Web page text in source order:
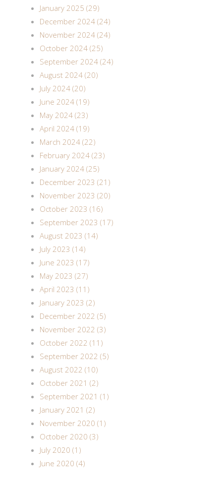
January 2025 (29)
December 2024 (24)
November 2024 (24)
October 2024 (25)
September 2024 (24)
August 2024 (20)
July 2024 (20)
June 2024 (19)
May 2024 (23)
April 2024 (19)
March 2024 (22)
February 2024 (23)
January 2024 (25)
December 2023 (21)
November 2023 (20)
October 2023 (16)
September 2023 (17)
August 2023 (14)
July 2023 (14)
June 2023 (17)
May 2023 (27)
April 2023 (11)
January 2023 (2)
December 2022 (5)
November 2022 (3)
October 2022 (11)
September 2022 (5)
August 2022 (10)
October 2021 (2)
September 2021 (1)
January 2021 (2)
November 2020 (1)
October 2020 (3)
July 2020 (1)
June 2020 (4)